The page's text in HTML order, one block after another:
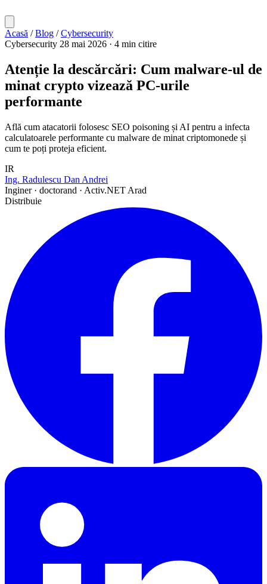
Acasă / Blog / Cybersecurity
Cybersecurity 28 mai 2026 · 4 min citire
Atenție la descărcări: Cum malware-ul de
minat crypto vizează PC-urile
performante
Află cum atacatorii folosesc SEO poisoning și AI pentru a infecta
calculatoarele performante cu malware de minat criptomonede și
cum te poți proteja eficient.
IR
Ing. Radulescu Dan Andrei
Inginer · doctorand · Activ.NET Arad
Distribuie